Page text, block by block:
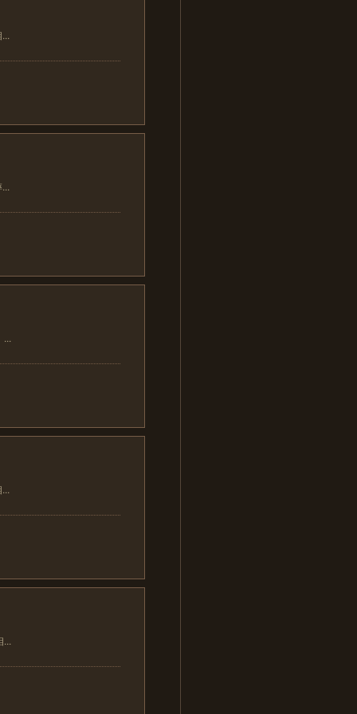
...
...